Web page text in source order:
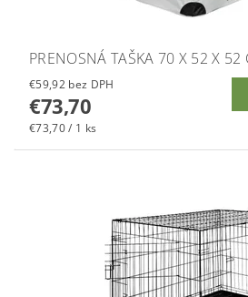
PRENOSNÁ TAŠKA 70 X 52 X 52
€59,92 bez DPH
€73,70
€73,70 / 1 ks